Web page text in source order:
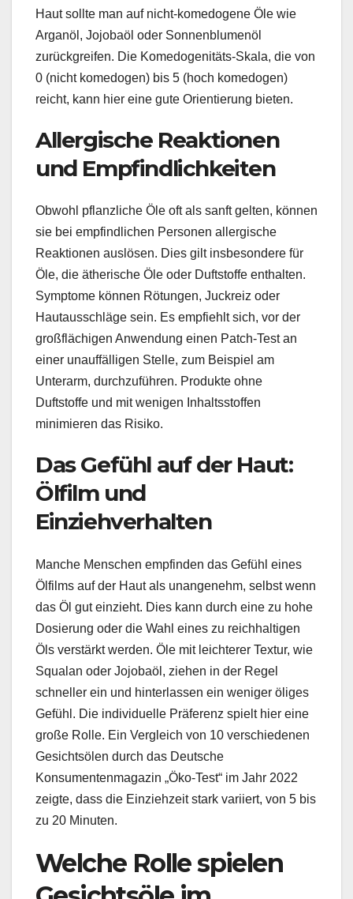
Haut sollte man auf nicht-komedogene Öle wie
Arganöl, Jojobaöl oder Sonnenblumenöl
zurückgreifen. Die Komedogenitäts-Skala, die von
0 (nicht komedogen) bis 5 (hoch komedogen)
reicht, kann hier eine gute Orientierung bieten.
Allergische Reaktionen
und Empfindlichkeiten
Obwohl pflanzliche Öle oft als sanft gelten, können
sie bei empfindlichen Personen allergische
Reaktionen auslösen. Dies gilt insbesondere für
Öle, die ätherische Öle oder Duftstoffe enthalten.
Symptome können Rötungen, Juckreiz oder
Hautausschläge sein. Es empfiehlt sich, vor der
großflächigen Anwendung einen Patch-Test an
einer unauffälligen Stelle, zum Beispiel am
Unterarm, durchzuführen. Produkte ohne
Duftstoffe und mit wenigen Inhaltsstoffen
minimieren das Risiko.
Das Gefühl auf der Haut:
Ölfilm und
Einziehverhalten
Manche Menschen empfinden das Gefühl eines
Ölfilms auf der Haut als unangenehm, selbst wenn
das Öl gut einzieht. Dies kann durch eine zu hohe
Dosierung oder die Wahl eines zu reichhaltigen
Öls verstärkt werden. Öle mit leichterer Textur, wie
Squalan oder Jojobaöl, ziehen in der Regel
schneller ein und hinterlassen ein weniger öliges
Gefühl. Die individuelle Präferenz spielt hier eine
große Rolle. Ein Vergleich von 10 verschiedenen
Gesichtsölen durch das Deutsche
Konsumentenmagazin „Öko-Test“ im Jahr 2022
zeigte, dass die Einziehzeit stark variiert, von 5 bis
zu 20 Minuten.
Welche Rolle spielen